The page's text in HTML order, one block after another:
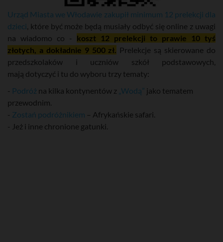
Urząd Miasta we Włodawie zakupił minimum 12 prelekcji dla
dzieci , które być może będą musiały odbyć się online z uwagi
na wiadomo co - koszt 12 prelekcji to prawie 10 tyś
złotych, a dokładnie 9 500 zł. Prelekcje są skierowane do
przedszkolaków i uczniów szkół podstawowych,
mają dotyczyć i tu do wyboru trzy tematy:
- Podróż na kilka kontynentów z „Wodą” jako tematem
przewodnim.
- Zostań podróżnikiem – Afrykańskie safari.
- Jeż i inne chronione gatunki.